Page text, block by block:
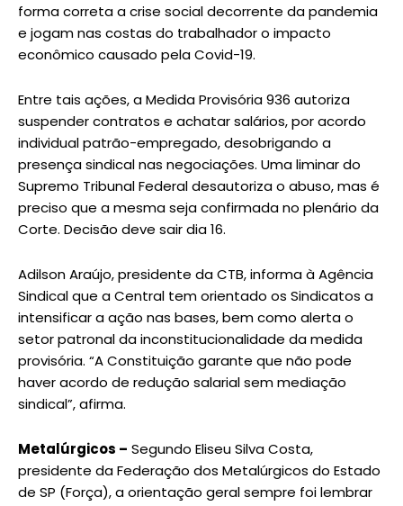
forma correta a crise social decorrente da pandemia
e jogam nas costas do trabalhador o impacto
econômico causado pela Covid-19.
Entre tais ações, a Medida Provisória 936 autoriza
suspender contratos e achatar salários, por acordo
individual patrão-empregado, desobrigando a
presença sindical nas negociações. Uma liminar do
Supremo Tribunal Federal desautoriza o abuso, mas é
preciso que a mesma seja confirmada no plenário da
Corte. Decisão deve sair dia 16.
Adilson Araújo, presidente da CTB, informa à Agência
Sindical que a Central tem orientado os Sindicatos a
intensificar a ação nas bases, bem como alerta o
setor patronal da inconstitucionalidade da medida
provisória. “A Constituição garante que não pode
haver acordo de redução salarial sem mediação
sindical”, afirma.
Metalúrgicos – Segundo Eliseu Silva Costa,
presidente da Federação dos Metalúrgicos do Estado
de SP (Força), a orientação geral sempre foi lembrar